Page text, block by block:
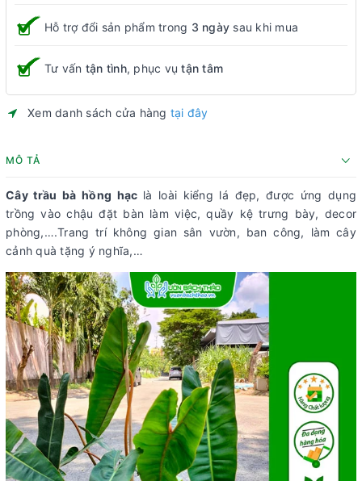
Hỗ trợ đổi sản phẩm trong 3 ngày sau khi mua
Tư vấn tận tình, phục vụtận tâm
Xem danh sách cửa hàng tại đây
MÔ TẢ
Cây trầu bà hồng hạc là loài kiểng lá đẹp, được ứng dụng
trồng vào chậu đặt bàn làm việc, quầy kệ trưng bày, decor
phòng,….Trang trí không gian sân vườn, ban công, làm cây
cảnh quà tặng ý nghĩa,…